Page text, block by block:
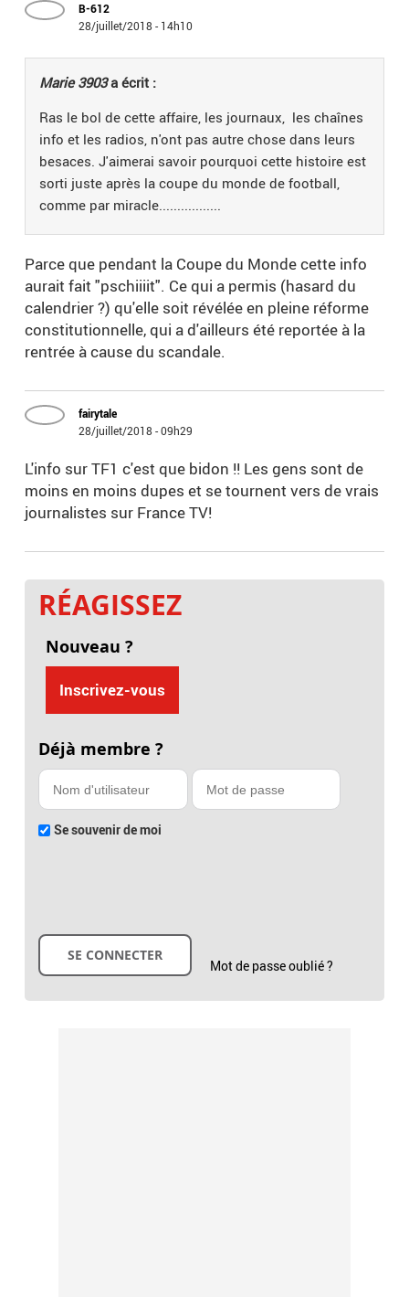
B-612
28/juillet/2018 - 14h10
Marie 3903a écrit :
Ras le bol de cette affaire, les journaux, les chaînes
info et les radios, n'ont pas autre chose dans leurs
besaces. J'aimerai savoir pourquoi cette histoire est
sorti juste après la coupe du monde de football,
comme par miracle.................
Parce que pendant la Coupe du Monde cette info
aurait fait "pschiiiit". Ce qui a permis (hasard du
calendrier ?) qu'elle soit révélée en pleine réforme
constitutionnelle, qui a d'ailleurs été reportée à la
rentrée à cause du scandale.
fairytale
28/juillet/2018 - 09h29
L'info sur TF1 c'est que bidon !! Les gens sont de
moins en moins dupes et se tournent vers de vrais
journalistes sur France TV!
RÉAGISSEZ
Nouveau ?
Inscrivez-vous
Déjà membre ?
Se souvenir de moi
Mot de passe oublié ?